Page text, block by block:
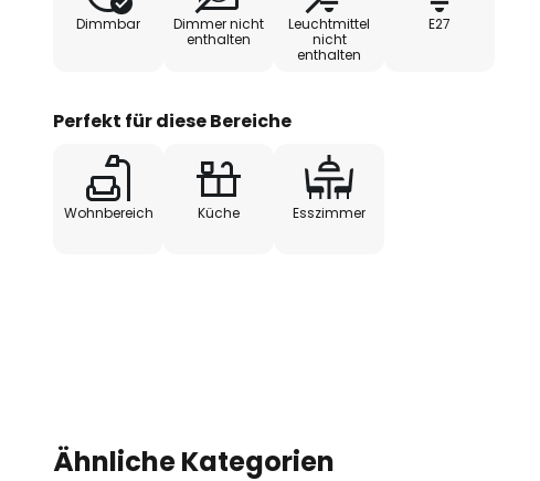
Dimmbar
Dimmer nicht
enthalten
Leuchtmittel
nicht
enthalten
E27
Perfekt für diese Bereiche
Wohnbereich Küche Esszimmer
Ähnliche Kategorien